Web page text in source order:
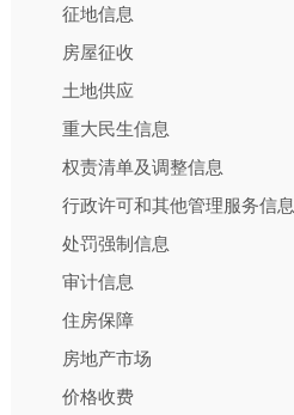
征地信息
房屋征收
土地供应
重大民生信息
权责清单及调整信息
行政许可和其他管理服务信息
处罚强制信息
审计信息
住房保障
房地产市场
价格收费